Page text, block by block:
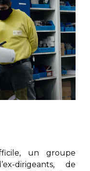
un groupe
dirigeants, de